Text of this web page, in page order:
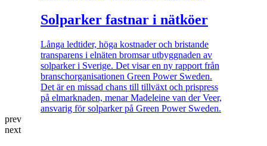
Solparker fastnar i nätköer
Långa ledtider, höga kostnader och bristande
transparens i elnäten bromsar utbyggnaden av
solparker i Sverige. Det visar en ny rapport från
branschorganisationen Green Power Sweden.
Det är en missad chans till tillväxt och prispress
på elmarknaden, menar Madeleine van der Veer,
ansvarig för solparker på Green Power Sweden.
prev
next